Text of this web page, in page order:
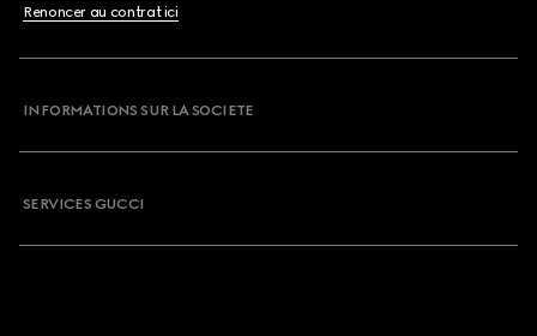
Renoncer au contrat ici
INFORMATIONS SUR LA SOCIETE
SERVICES GUCCI